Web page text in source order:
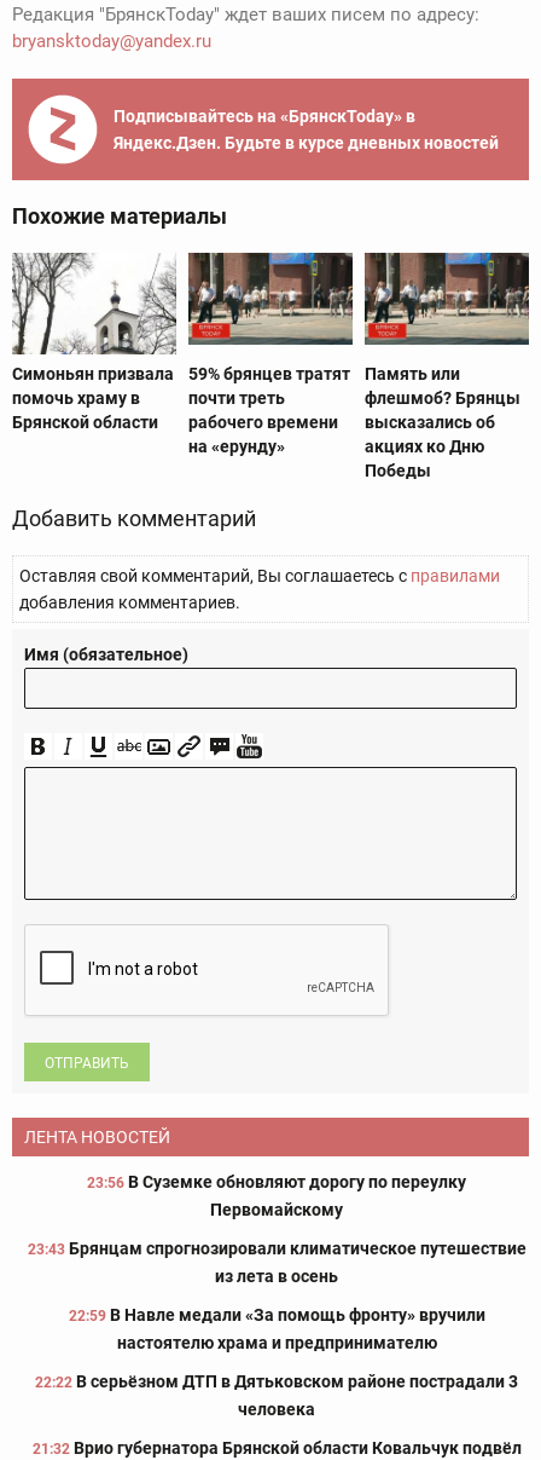
Редакция "БрянскToday" ждет ваших писем по адресу:
bryansktoday@yandex.ru
Подписывайтесь на «БрянскToday» в
Яндекс.Дзен. Будьте в курсе дневных новостей
Похожие материалы
Симоньян призвала
помочь храму в
Брянской области
59% брянцев тратят
почти треть
рабочего времени
на «ерунду»
Память или
флешмоб? Брянцы
высказались об
акциях ко Дню
Победы
Добавить комментарий
Оставляя свой комментарий, Вы соглашаетесь с правилами
добавления комментариев.
Имя (обязательное)
ОТПРАВИТЬ
ЛЕНТА НОВОСТЕЙ
23:56 В Суземке обновляют дорогу по переулку
Первомайскому
23:43 Брянцам спрогнозировали климатическое путешествие
из лета в осень
22:59 В Навле медали «За помощь фронту» вручили
настоятелю храма и предпринимателю
22:22 В серьёзном ДТП в Дятьковском районе пострадали 3
человека
21:32 Врио губернатора Брянской области Ковальчук подвёл